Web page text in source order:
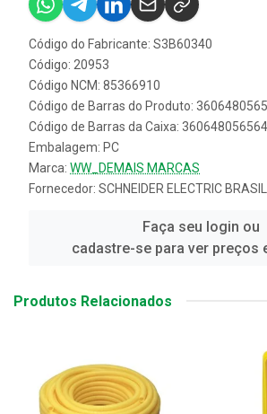
Código do Fabricante: S3B60340
Código: 20953
Código NCM: 85366910
Código de Barras do Produto:
Código de Barras da Caixa:
Embalagem: PC
Marca: WW_DEMAIS MARCAS
Fornecedor: SCHNEIDER ELECTRIC
Faça seu login ou
cadastre-se para ver preços
Produtos Relacionados